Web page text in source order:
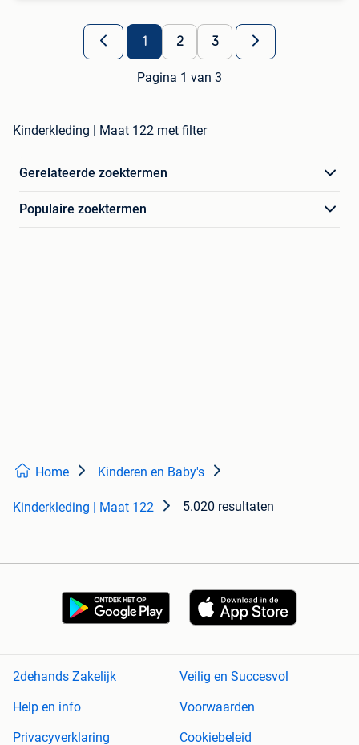
1 2 3
Pagina 1 van 3
Kinderkleding | Maat 122 met filter
Gerelateerde zoektermen
Populaire zoektermen
Home Kinderen en Baby's
Kinderkleding | Maat 122 5.020 resultaten
2dehands Zakelijk
Veilig en Succesvol
Help en info
Voorwaarden
Privacyverklaring
Cookiebeleid